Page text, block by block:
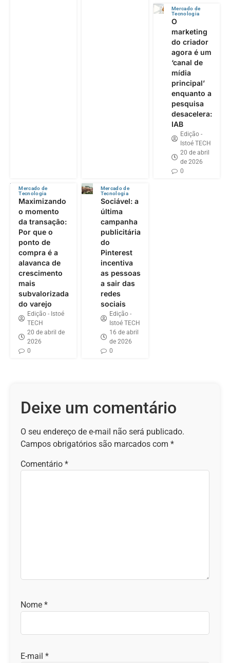
Mercado de
Tecnologia
O
marketing
do criador
agora é um
‘canal de
mídia
principal’
enquanto a
pesquisa
desacelera:
IAB
Edição -
Istoé TECH
20 de abril
de 2026
0
Mercado de
Tecnologia
Maximizando
o momento
da transação:
Por que o
ponto de
compra é a
alavanca de
crescimento
mais
subvalorizada
do varejo
Edição - Istoé
TECH
20 de abril de
2026
0
Mercado de
Tecnologia
Sociável: a
última
campanha
publicitária
do
Pinterest
incentiva
as pessoas
a sair das
redes
sociais
Edição -
Istoé TECH
16 de abril
de 2026
0
Deixe um comentário
O seu endereço de e-mail não será publicado.
Campos obrigatórios são marcados com *
Comentário *
Nome *
E-mail *